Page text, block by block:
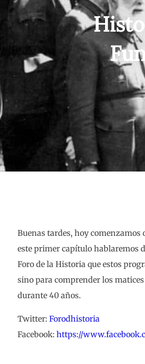
Buenas tardes, hoy comenzamos
este primer capítulo hablaremos
Foro de la Historia que estos
sino para comprender los
durante 40 años.
Twitter: Forodhistoria
Facebook: https://